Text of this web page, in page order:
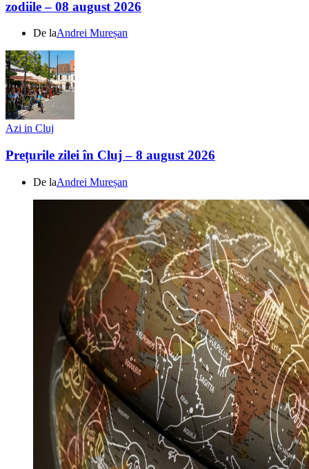
zodiile – 08 august 2026
De laAndrei Mureșan
Azi in Cluj
Prețurile zilei în Cluj – 8 august 2026
De laAndrei Mureșan